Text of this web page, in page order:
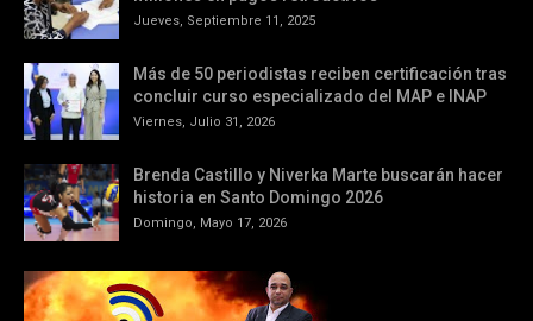
Jueves, Septiembre 11, 2025
Más de 50 periodistas reciben certificación tras
concluir curso especializado del MAP e INAP
Viernes, Julio 31, 2026
Brenda Castillo y Niverka Marte buscarán hacer
historia en Santo Domingo 2026
Domingo, Mayo 17, 2026